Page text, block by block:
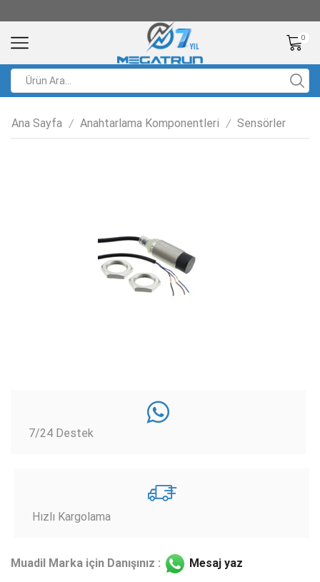
0
Ana Sayfa / Anahtarlama Komponentleri / Sensörler
7/24 Destek
Hızlı Kargolama
Muadil Marka için Danışınız : Mesaj yaz